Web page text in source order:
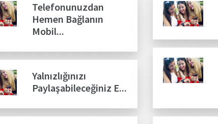
Telefonunuzdan
Hemen Bağlanın
Mobil...
Yalnızlığınızı
Paylaşabileceğiniz E...